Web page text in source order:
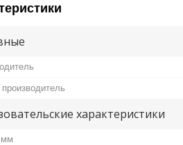
характеристики
мм